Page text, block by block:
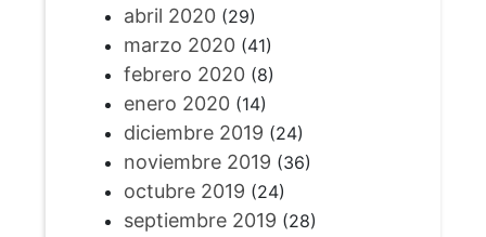
abril 2020(29)
marzo 2020(41)
febrero 2020(8)
enero 2020(14)
diciembre 2019 (24)
noviembre 2019 (36)
octubre 2019 (24)
septiembre 2019 (28)